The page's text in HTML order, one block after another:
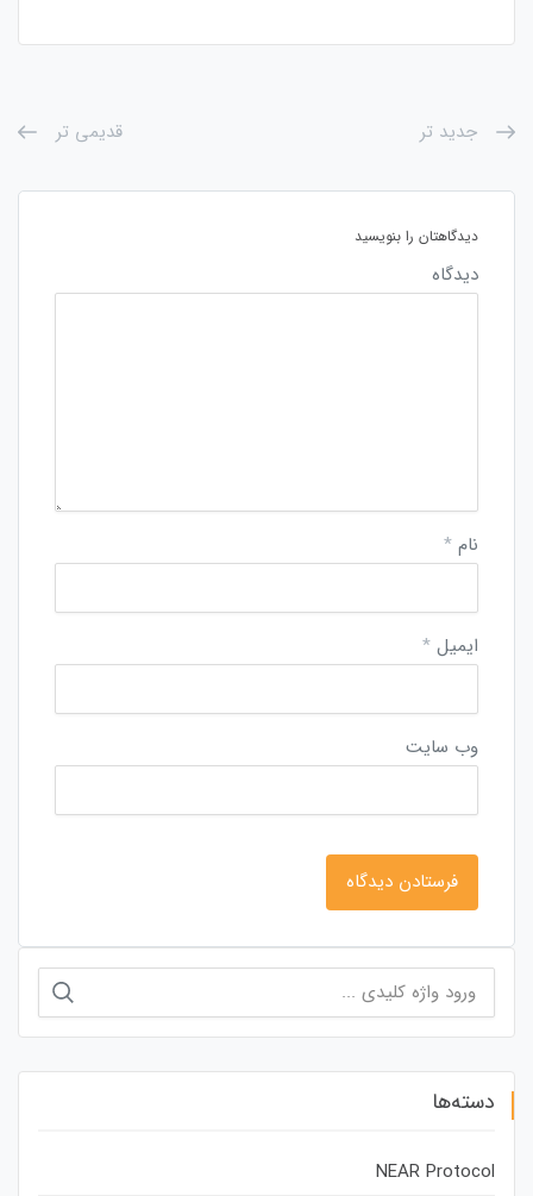
جدید تر قدیمی تر
دیدگاهتان را بنویسید
دیدگاه
نام *
ایمیل *
وب‌ سایت
برای:
دسته‌ها
NEAR Protocol